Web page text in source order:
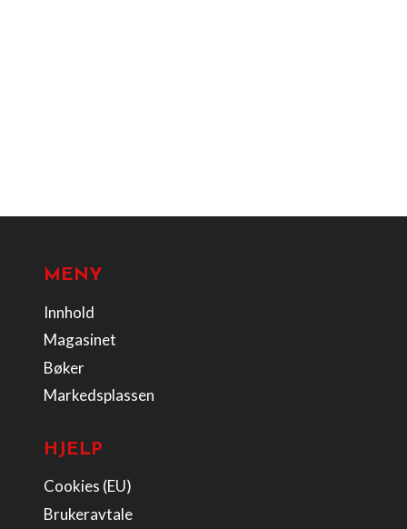
MENY
Innhold
Magasinet
Bøker
Markedsplassen
HJELP
Cookies (EU)
Brukeravtale